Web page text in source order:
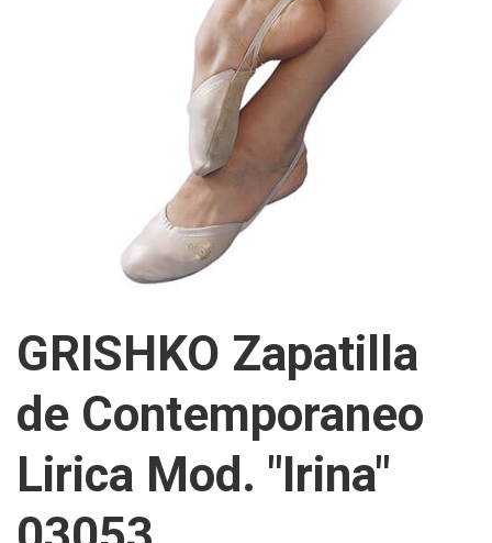
GRISHKO Zapatilla
de Contemporaneo
Lirica Mod. "Irina"